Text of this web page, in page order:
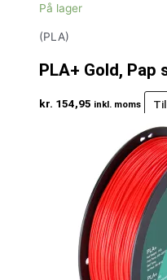
På lager
(PLA)
PLA+ Gold, Pap
kr. 154,95 inkl. moms